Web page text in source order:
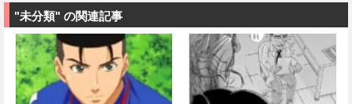
"未分類" の関連記事